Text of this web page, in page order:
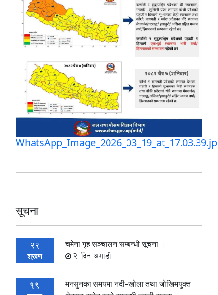
सूचना
22
श्रवण
चमेना गृह सञ्चालन सम्बन्धी सूचना ।
2 दिन अगाडी
19
मनसुनका समयमा नदी–खोला तथा जोखिमयुक्त